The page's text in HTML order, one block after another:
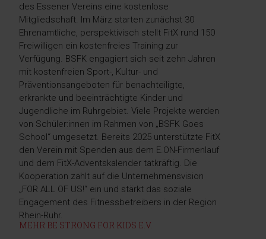
des Essener Vereins eine kostenlose
Mitgliedschaft. Im März starten zunächst 30
Ehrenamtliche, perspektivisch stellt FitX rund 150
Freiwilligen ein kostenfreies Training zur
Verfügung. BSFK engagiert sich seit zehn Jahren
mit kostenfreien Sport-, Kultur- und
Präventionsangeboten für benachteiligte,
erkrankte und beeinträchtigte Kinder und
Jugendliche im Ruhrgebiet. Viele Projekte werden
von Schüler:innen im Rahmen von „BSFK Goes
School“ umgesetzt. Bereits 2025 unterstützte FitX
den Verein mit Spenden aus dem E.ON-Firmenlauf
und dem FitX-Adventskalender tatkräftig. Die
Kooperation zahlt auf die Unternehmensvision
„FOR ALL OF US!“ ein und stärkt das soziale
Engagement des Fitnessbetreibers in der Region
Rhein-Ruhr.
MEHR BE STRONG FOR KIDS E.V.